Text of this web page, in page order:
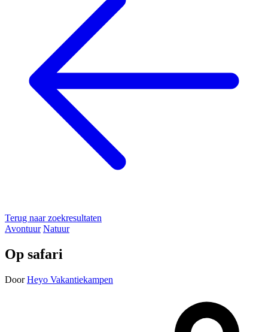
Terug naar zoekresultaten
Avontuur Natuur
Op safari
Door Heyo Vakantiekampen